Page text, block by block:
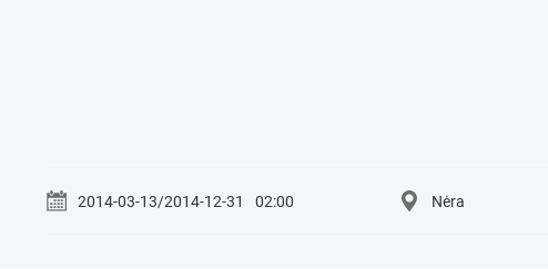
2014-03-13/2014-12-31 02:00 Nėra